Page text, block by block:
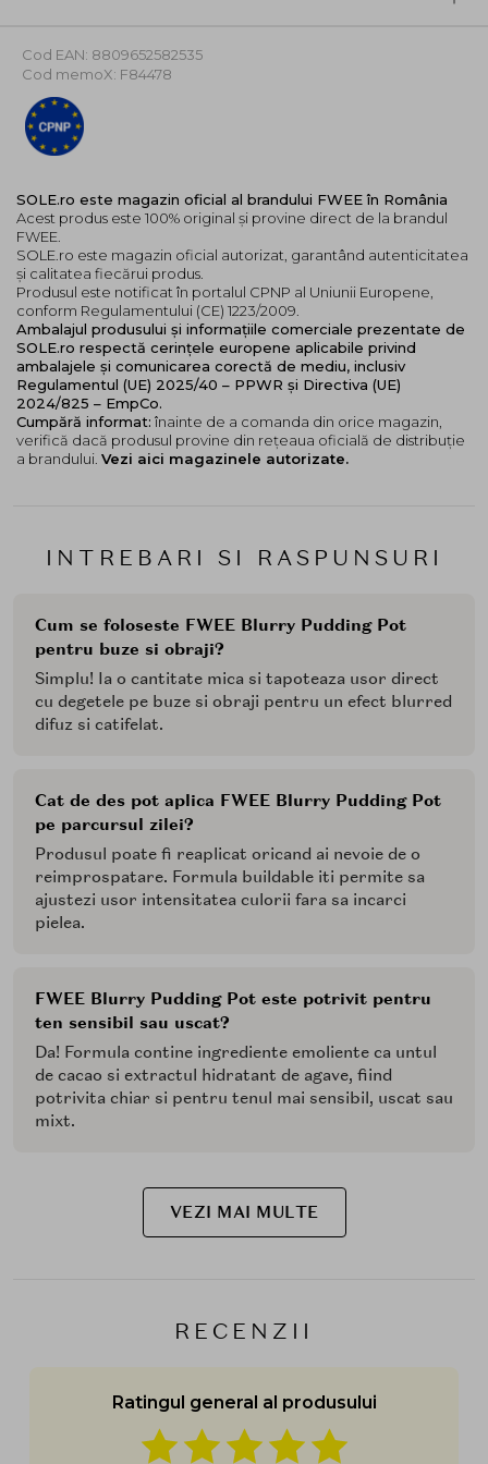
INTREBARI SI RASPUNSURI
Cum se foloseste FWEE Blurry Pudding Pot
pentru buze si obraji?
Simplu! Ia o cantitate mica si tapoteaza usor direct
cu degetele pe buze si obraji pentru un efect blurred
difuz si catifelat.
Cat de des pot aplica FWEE Blurry Pudding Pot
pe parcursul zilei?
Produsul poate fi reaplicat oricand ai nevoie de o
reimprospatare. Formula buildable iti permite sa
ajustezi usor intensitatea culorii fara sa incarci
pielea.
FWEE Blurry Pudding Pot este potrivit pentru
ten sensibil sau uscat?
Da! Formula contine ingrediente emoliente ca untul
de cacao si extractul hidratant de agave, fiind
potrivita chiar si pentru tenul mai sensibil, uscat sau
mixt.
VEZI MAI MULTE
permite sa controlezi intensitatea cu usurinta.
Produsul vine intr-o colectie impresionanta de nuante
impartite in 6 game de culori care acopera toate
starile, subtonurile si preferintele, gandite
chiar pentru a putea fi mixate intre ele pentru a crea
selectionate pentru a complimenta orice ton de piele,
de la nuante neutre pana la nuante vibrante fiecare
aduc un plus de prospetime si stil - potrivite pentru
toate anotimpurile.
Ce face FWEE Blurry Pudding Pot atat de special?
Textura Fluffy Pudding - o formula aerata cu
aplicare ultra-usoara, care se topeste pe piele si
lasa o senzatie catifelata.
Finish mat catifelat - ofera un aspect difuz, fara
aspect prafos sau uscat.
Aplicare intuitiva cu degetele - fara pensule, fara
estomparea ridurilor fine ale buzelor si creeaza
proprii si un look personalizat prin #BlurringMix
Ingrediente principale:
Theobroma Cacao (Cocoa) Seed Butter
-
cunoscuta pentru proprietatile sale emoliente,
agave are proprietati hidratante si antioxidante,
contribuind la mentinerea elasticitatii pielii.
Mod de utilizare:
Ia o cantitate mica de produs cu degetul curat sau cu o
pensula cu varf de silicon. Aplica pe obraji si tapoteaza
look blurat de tip gradient. Pentru intensitate
crescuta, adauga un al doilea strat.
Nuantele sunt buildable si blendable, ceea ce inseamna
ca pot fi purtate ca tenta usoara sau stratificate
pentru un impact mai mare. Lookul final este unul
blurat, cu efect de soft-focus.
Pastreaza produsul intr-un loc racoros pentru o
textura mai ferma vara. Pentru un look complet
monocromatic, alege aceeasi nuanta pentru obraji si
Cod EAN: 8809652582535
Cod memoX: F84478
SOLE.ro este magazin oficial al brandului FWEE în România
Acest produs este 100% original și provine direct de la brandul
FWEE.
SOLE.ro este magazin oficial autorizat, garantând autenticitatea
și calitatea fiecărui produs.
Produsul este notificat în portalul CPNP al Uniunii Europene,
conform Regulamentului (CE) 1223/2009.
Ambalajul produsului și informațiile comerciale prezentate de
SOLE.ro respectă cerințele europene aplicabile privind
ambalajele și comunicarea corectă de mediu, inclusiv
Regulamentul (UE) 2025/40 – PPWR și Directiva (UE)
2024/825 – EmpCo.
Cumpără informat: înainte de a comanda din orice magazin,
verifică dacă produsul provine din rețeaua oficială de distribuție
a brandului. Vezi aici magazinele autorizate.
RECENZII
Ratingul general al produsului